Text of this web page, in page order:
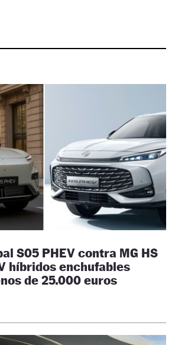
S05 PHEV contra MG HS
híbridos enchufables
de 25.000 euros